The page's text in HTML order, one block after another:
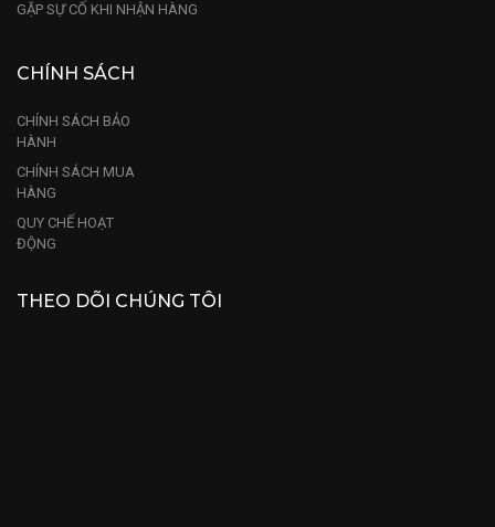
GẶP SỰ CỐ KHI NHẬN HÀNG
CHÍNH SÁCH
CHÍNH SÁCH BẢO
HÀNH
CHÍNH SÁCH MUA
HÀNG
QUY CHẾ HOẠT
ĐỘNG
THEO DÕI CHÚNG TÔI